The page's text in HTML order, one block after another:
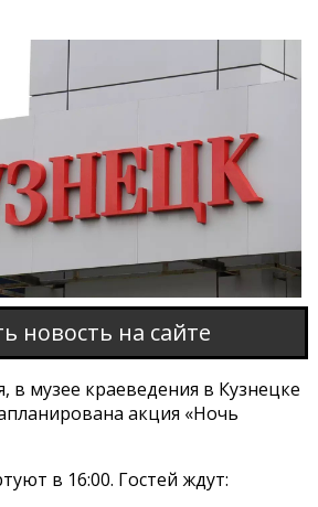
новость на сайте
в музее краеведения в Кузнецке
акция «Ночь
в 16:00. Гостей ждут: